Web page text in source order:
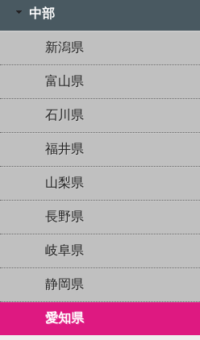
中部
新潟県
富山県
石川県
福井県
山梨県
長野県
岐阜県
静岡県
愛知県